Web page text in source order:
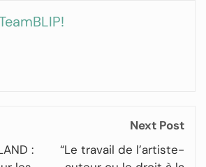
:
Next Post
“Le travail de l’artiste-